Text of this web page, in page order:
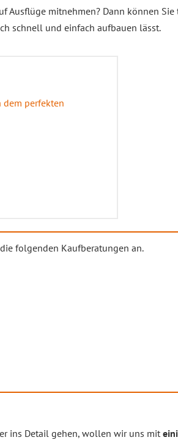
Ausflüge mitnehmen? Dann können Sie
schnell und einfach aufbauen lässt.
dem perfekten
folgenden Kaufberatungen an.
ins Detail gehen, wollen wir uns mit